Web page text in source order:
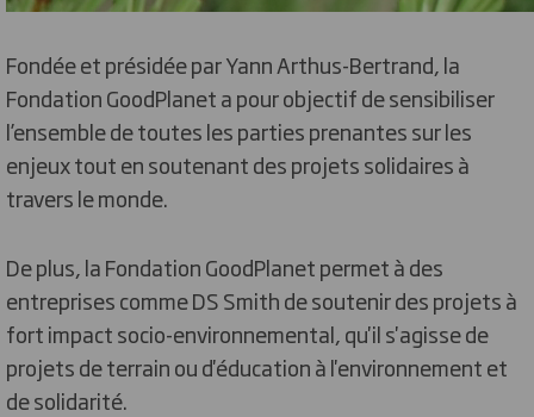
Fondée et présidée par Yann Arthus-Bertrand, la
Fondation GoodPlanet a pour objectif de sensibiliser
l’ensemble de toutes les parties prenantes sur les
enjeux tout en soutenant des projets solidaires à
travers le monde.
De plus, la Fondation GoodPlanet permet à des
entreprises comme DS Smith de soutenir des projets à
fort impact socio-environnemental, qu'il s'agisse de
projets de terrain ou d'éducation à l'environnement et
de solidarité.